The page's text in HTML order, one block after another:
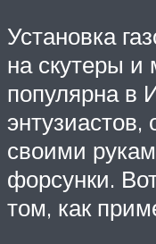
Установка
на скутеры и
популярна в
своими
форсунки.
том, как